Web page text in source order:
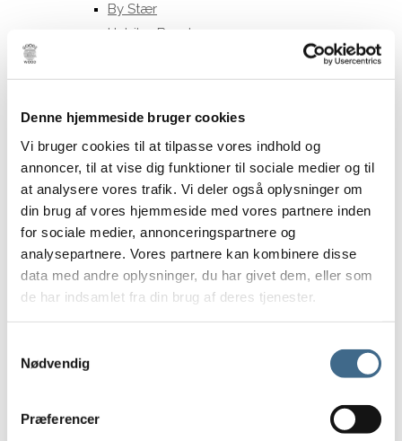
Denne hjemmeside bruger cookies
Vi bruger cookies til at tilpasse vores indhold og
annoncer, til at vise dig funktioner til sociale medier og til
at analysere vores trafik. Vi deler også oplysninger om
din brug af vores hjemmeside med vores partnere inden
for sociale medier, annonceringspartnere og
analysepartnere. Vores partnere kan kombinere disse
data med andre oplysninger, du har givet dem, eller som
de har indsamlet fra din brug af deres tjenester.
Nødvendig
Præferencer
By Stær
Habiba Bandana
Bolig
Glas
Drikkeglas
Gulvtæpper
JOU Tæpper
LIV Interior tæpper
Løbere
Små tæpper og bademåtter
Større tæpper